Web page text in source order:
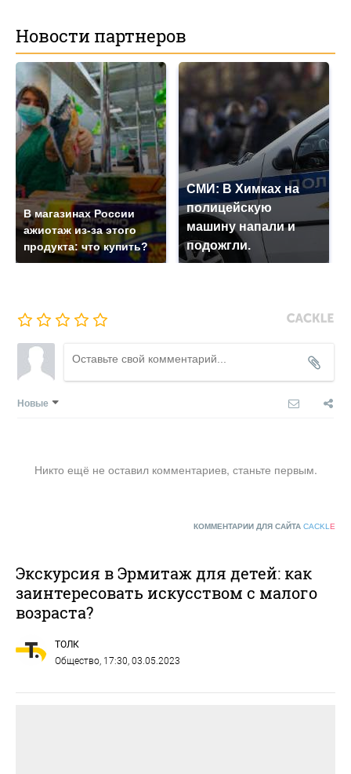
Новости партнеров
В магазинах России
ажиотаж из-за этого
продукта: что купить?
СМИ: В Химках на
полицейскую
машину напали и
подожгли.
Новые
Никто ещё не оставил комментариев, станьте первым.
КОММЕНТАРИИ ДЛЯ САЙТА CACKL E
Экскурсия в Эрмитаж для детей: как
заинтересовать искусством с малого
возраста?
ТОЛК
Общество , 17:30, 03.05.2023